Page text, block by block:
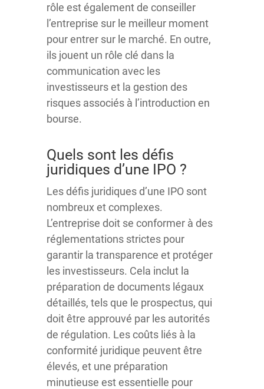
rôle est également de conseiller
l’entreprise sur le meilleur moment
pour entrer sur le marché. En outre,
ils jouent un rôle clé dans la
communication avec les
investisseurs et la gestion des
risques associés à l’introduction en
bourse.
Quels sont les défis
juridiques d’une IPO ?
Les défis juridiques d’une IPO sont
nombreux et complexes.
L’entreprise doit se conformer à des
réglementations strictes pour
garantir la transparence et protéger
les investisseurs. Cela inclut la
préparation de documents légaux
détaillés, tels que le prospectus, qui
doit être approuvé par les autorités
de régulation. Les coûts liés à la
conformité juridique peuvent être
élevés, et une préparation
minutieuse est essentielle pour